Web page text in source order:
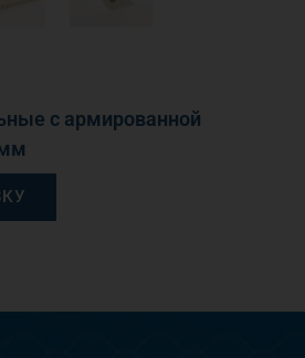
с армированной